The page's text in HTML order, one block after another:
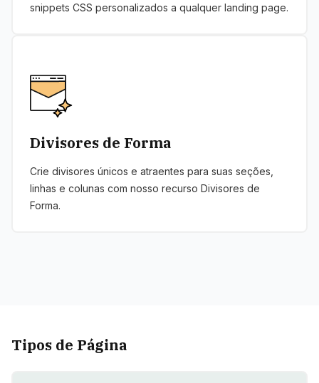
snippets CSS personalizados a qualquer landing page.
Divisores de Forma
Crie divisores únicos e atraentes para suas seções,
linhas e colunas com nosso recurso Divisores de
Forma.
Tipos de Página